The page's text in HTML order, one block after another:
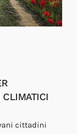
cittadini